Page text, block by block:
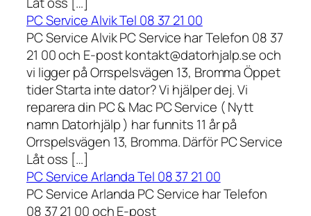
PC Service Alvik Tel 08 37 21 00
PC Service Alvik PC Service har Telefon 08 37
21 00 och E-post kontakt@datorhjalp.se och
vi ligger på Orrspelsvägen 13, Bromma Öppet
tider Starta inte dator? Vi hjälper dej. Vi
reparera din PC & Mac PC Service ( Nytt
namn Datorhjälp ) har funnits 11 år på
Orrspelsvägen 13, Bromma. Därför PC Service
Låt oss […]
PC Service Arlanda Tel 08 37 21 00
PC Service Arlanda PC Service har Telefon
08 37 21 00 och E-post